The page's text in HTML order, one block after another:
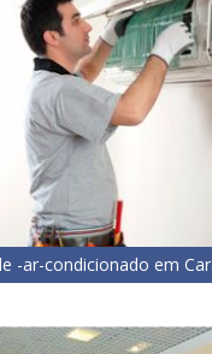
-ar-condicionado em